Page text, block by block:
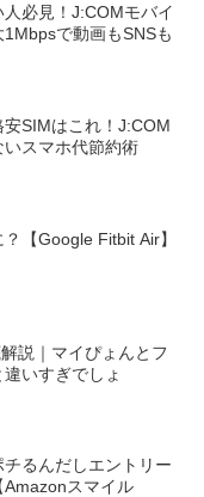
必見！J:COMモバイ
で動画もSNSも
SIMはこれ！J:COM
スマホ代節約術
【Google Fitbit Air】
説｜マイぴょんとフ
いすぎでしょ
るんだしエントリー
スマイル